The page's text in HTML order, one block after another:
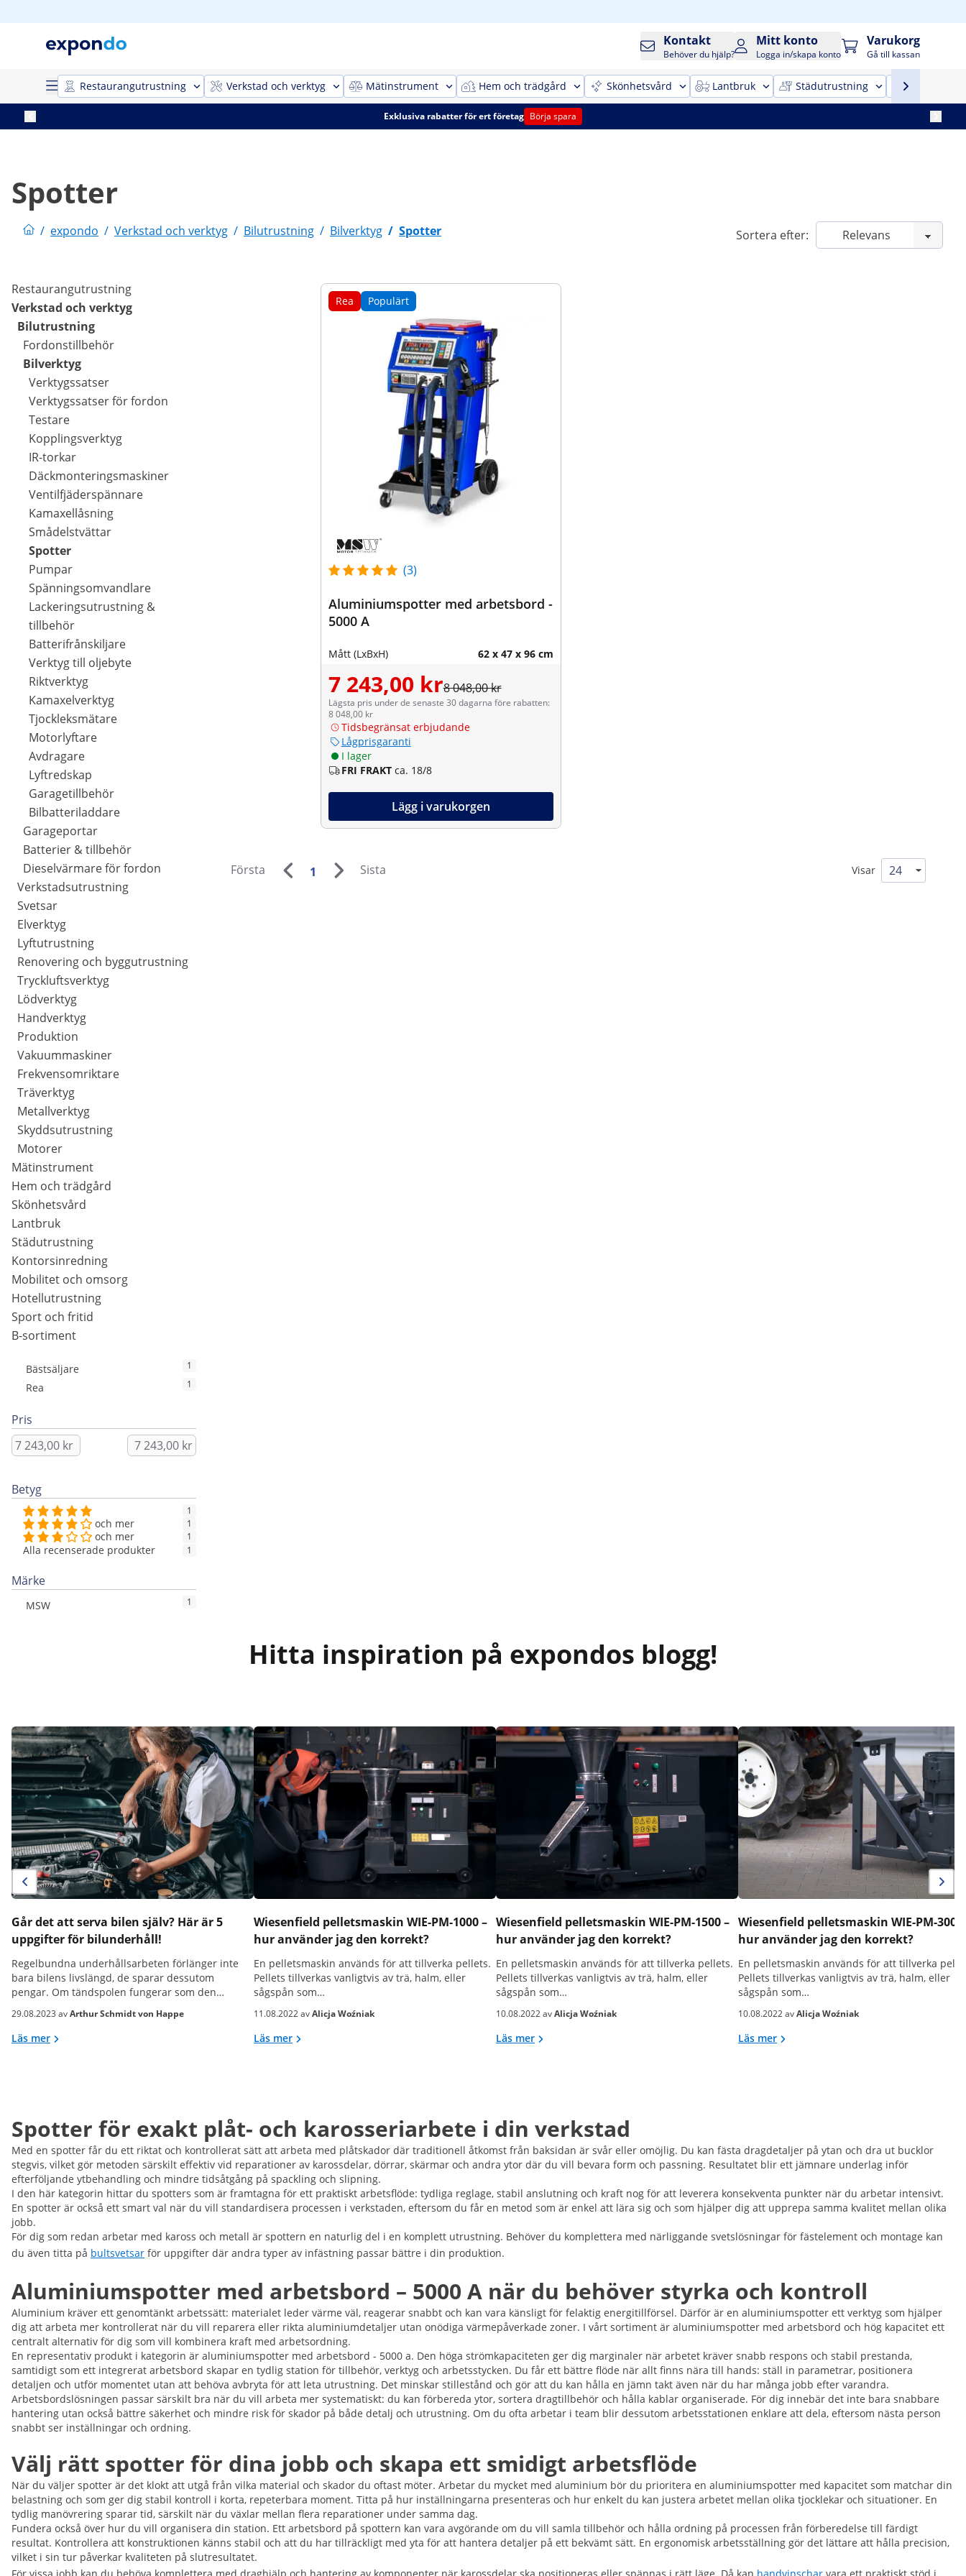
Kontakt
Behöver du hjälp?
Mitt konto
Logga in/skapa konto
Varukorg
Gå till kassan
Restaurangutrustning Verkstad och verktyg Mätinstrument Hem och trädgård Skönhetsvård Lantbruk Städutrustning
Exklusiva rabatter för ert företag Börja spara
Spotter
/ expondo / Verkstad och verktyg / Bilutrustning / Bilverktyg / Spotter Sortera efter:
Restaurangutrustning
Verkstad och verktyg
Bilutrustning
Fordonstillbehör
Bilverktyg
Verktygssatser
Verktygssatser för fordon
Testare
Kopplingsverktyg
IR-torkar
Däckmonteringsmaskiner
Ventilfjäderspännare
Kamaxellåsning
Smådelstvättar
Spotter
Pumpar
Spänningsomvandlare
Lackeringsutrustning &
tillbehör
Batterifrånskiljare
Verktyg till oljebyte
Riktverktyg
Kamaxelverktyg
Tjockleksmätare
Motorlyftare
Avdragare
Lyftredskap
Garagetillbehör
Bilbatteriladdare
Garageportar
Batterier & tillbehör
Dieselvärmare för fordon
Verkstadsutrustning
Svetsar
Elverktyg
Lyftutrustning
Renovering och byggutrustning
Tryckluftsverktyg
Lödverktyg
Handverktyg
Produktion
Vakuummaskiner
Frekvensomriktare
Träverktyg
Metallverktyg
Skyddsutrustning
Motorer
Mätinstrument
Hem och trädgård
Skönhetsvård
Lantbruk
Städutrustning
Kontorsinredning
Mobilitet och omsorg
Hotellutrustning
Sport och fritid
B-sortiment
Bästsäljare 1
Rea 1
Pris
Betyg
1
och mer 1
och mer 1
Alla recenserade produkter 1
Märke
MSW 1
Rea Populärt
(3)
Aluminiumspotter med arbetsbord -
5000 A
Mått (LxBxH) 62 x 47 x 96 cm
7 243,00 kr8 048,00 kr
Lägsta pris under de senaste 30 dagarna före rabatten:
8 048,00 kr
Tidsbegränsat erbjudande
Lågprisgaranti
I lager
FRI FRAKT ca. 18/8
Lägg i varukorgen
Första 1 Sista Visar
Hitta inspiration på expondos blogg!
Går det att serva bilen själv? Här är 5
uppgifter för bilunderhåll!
Regelbundna underhållsarbeten förlänger inte
bara bilens livslängd, de sparar dessutom
pengar. Om tändspolen fungerar som den…
29.08.2023 avArthur Schmidt von Happe
Läs mer
Wiesenfield pelletsmaskin WIE-PM-1000 –
hur använder jag den korrekt?
En pelletsmaskin används för att tillverka pellets.
Pellets tillverkas vanligtvis av trä, halm, eller
sågspån som…
11.08.2022 avAlicja Woźniak
Läs mer
Wiesenfield pelletsmaskin WIE-PM-1500 –
hur använder jag den korrekt?
En pelletsmaskin används för att tillverka pellets.
Pellets tillverkas vanligtvis av trä, halm, eller
sågspån som…
10.08.2022 avAlicja Woźniak
Läs mer
Wiesenfield pelletsmaskin WIE-PM-3000
hur använder jag den korrekt?
En pelletsmaskin används för att tillverka
Pellets tillverkas vanligtvis av trä, halm, eller
sågspån som…
10.08.2022 avAlicja Woźniak
Läs mer
Spotter för exakt plåt- och karosseriarbete i din verkstad
Med en spotter får du ett riktat och kontrollerat sätt att arbeta med plåtskador där traditionell åtkomst från baksidan är svår eller omöjlig. Du kan fästa dragdetaljer på ytan och dra ut bucklor
stegvis, vilket gör metoden särskilt effektiv vid reparationer av karossdelar, dörrar, skärmar och andra ytor där du vill bevara form och passning. Resultatet blir ett jämnare underlag inför
efterföljande ytbehandling och mindre tidsåtgång på spackling och slipning.
I den här kategorin hittar du spotters som är framtagna för ett praktiskt arbetsflöde: tydliga reglage, stabil anslutning och kraft nog för att leverera konsekventa punkter när du arbetar intensivt.
En spotter är också ett smart val när du vill standardisera processen i verkstaden, eftersom du får en metod som är enkel att lära sig och som hjälper dig att upprepa samma kvalitet mellan olika
jobb.
För dig som redan arbetar med kaross och metall är spottern en naturlig del i en komplett utrustning. Behöver du komplettera med närliggande svetslösningar för fästelement och montage kan
du även titta på bultsvetsar för uppgifter där andra typer av infästning passar bättre i din produktion.
Aluminiumspotter med arbetsbord – 5000 A när du behöver styrka och kontroll
Aluminium kräver ett genomtänkt arbetssätt: materialet leder värme väl, reagerar snabbt och kan vara känsligt för felaktig energitillförsel. Därför är en aluminiumspotter ett verktyg som hjälper
dig att arbeta mer kontrollerat när du vill reparera eller rikta aluminiumdetaljer utan onödiga värmepåverkade zoner. I vårt sortiment är aluminiumspotter med arbetsbord och hög kapacitet ett
centralt alternativ för dig som vill kombinera kraft med arbetsordning.
En representativ produkt i kategorin är aluminiumspotter med arbetsbord - 5000 a. Den höga strömkapaciteten ger dig marginaler när arbetet kräver snabb respons och stabil prestanda,
samtidigt som ett integrerat arbetsbord skapar en tydlig station för tillbehör, verktyg och arbetsstycken. Du får ett bättre flöde när allt finns nära till hands: ställ in parametrar, positionera
detaljen och utför momentet utan att behöva avbryta för att leta utrustning. Det minskar stillestånd och gör att du kan hålla en jämn takt även när du har många jobb efter varandra.
Arbetsbordslösningen passar särskilt bra när du vill arbeta mer systematiskt: du kan förbereda ytor, sortera dragtillbehör och hålla kablar organiserade. För dig innebär det inte bara snabbare
hantering utan också bättre säkerhet och mindre risk för skador på både detalj och utrustning. Om du ofta arbetar i team blir dessutom arbetsstationen enklare att dela, eftersom nästa person
snabbt ser inställningar och ordning.
Välj rätt spotter för dina jobb och skapa ett smidigt arbetsflöde
När du väljer spotter är det klokt att utgå från vilka material och skador du oftast möter. Arbetar du mycket med aluminium bör du prioritera en aluminiumspotter med kapacitet som matchar din
belastning och som ger dig stabil kontroll i korta, repeterbara moment. Titta på hur inställningarna presenteras och hur enkelt du kan justera arbetet mellan olika tjocklekar och situationer. En
tydlig manövrering sparar tid, särskilt när du växlar mellan flera reparationer under samma dag.
Fundera också över hur du vill organisera din station. Ett arbetsbord på spottern kan vara avgörande om du vill samla tillbehör och hålla ordning på processen från förberedelse till färdigt
resultat. Kontrollera att konstruktionen känns stabil och att du har tillräckligt med yta för att hantera detaljer på ett bekvämt sätt. En ergonomisk arbetsställning gör det lättare att hålla precision,
vilket i sin tur påverkar kvaliteten på slutresultatet.